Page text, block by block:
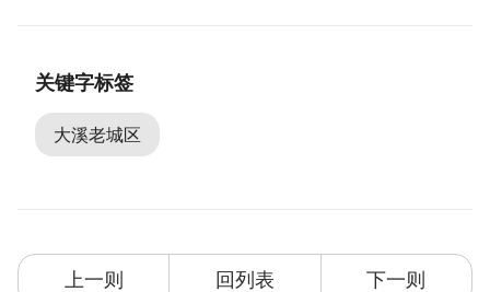
关键字标签
大溪老城区
上一则 回列表 下一则